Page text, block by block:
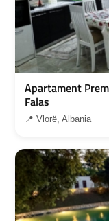
Apartament
Falas
📍 Vlorë, Albania